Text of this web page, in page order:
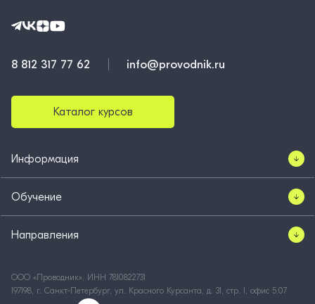
8 812 317 77 62 info@provodnik.ru
Каталог курсов
Информация
Обучение
Направления
ООО «Проводник», ИНН 7810822731
197198, г. Санкт-Петербург, ул. Красного Курсанта, д. 31, стр. 1, офис 5.07